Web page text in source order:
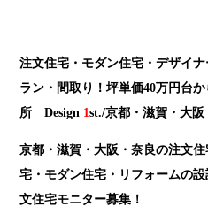
注文住宅・モダン住宅・デザイ
ラン・間取り！坪単価40万円台
所 Design 1st./京都・滋賀・大阪
京都・滋賀・大阪・奈良の注文
宅・モダン住宅・リフォームの
文住宅モニター募集！